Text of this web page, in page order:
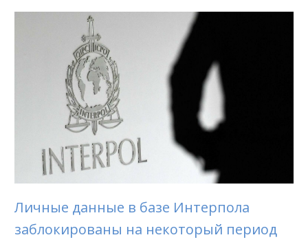
Личные данные в базе Интерпола
заблокированы на некоторый период